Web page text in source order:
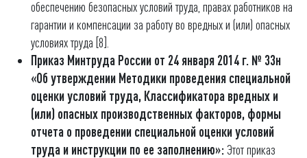
обеспечению безопасных условий труда, правах работников на
гарантии и компенсации за работу во вредных и (или) опасных
условиях труда [8].
Приказ Минтруда России от 24 января 2014 г. № 33н
«Об утверждении Методики проведения специальной
оценки условий труда, Классификатора вредных и
(или) опасных производственных факторов, формы
отчета о проведении специальной оценки условий
труда и инструкции по ее заполнению»: Этот приказ